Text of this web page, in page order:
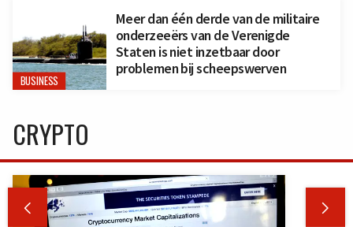
BUSINESS
Meer dan één derde van de militaire
onderzeeërs van de Verenigde
Staten is niet inzetbaar door
problemen bij scheepswerven
CRYPTO
 